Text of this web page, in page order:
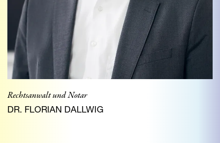
Rechtsanwalt und Notar
DR. FLORIAN DALLWIG